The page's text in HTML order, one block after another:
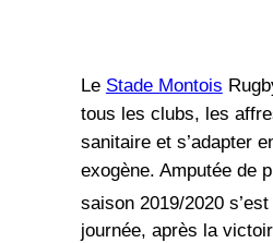
Le Stade Montois
tous les clubs, les
sanitaire et s’adapter
exogène. Amputée de
saison 2019/2020
journée, après la